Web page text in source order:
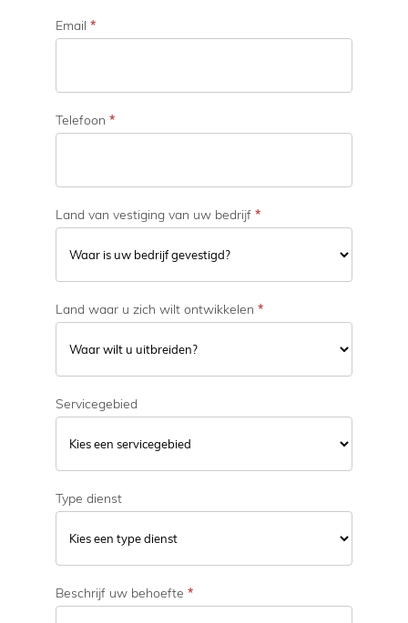
n
t
e
i
Email *
Telefoon *
Land van vestiging van uw bedrijf *
Land waar u zich wilt ontwikkelen *
Servicegebied
Type dienst
Beschrijf uw behoefte *